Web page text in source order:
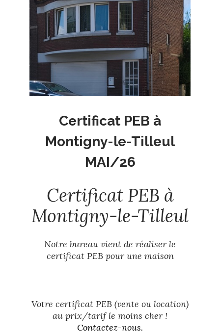
Certificat PEB à
Montigny-le-Tilleul
MAI/26
Certificat PEB à
Montigny-le-Tilleul
Notre bureau vient de réaliser le
certificat PEB pour une maison
Votre certificat PEB (vente ou location)
au prix/tarif le moins cher !
Contactez-nous.